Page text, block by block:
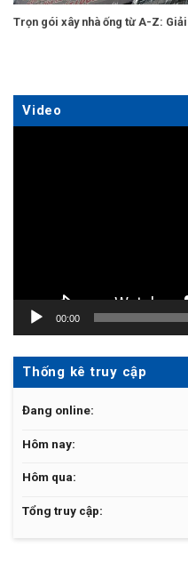
Trọn gói xây nhà ống từ A-Z:
Video
00:00
Thống kê truy cập
Đang online:
Hôm nay:
Hôm qua:
Tổng truy cập: